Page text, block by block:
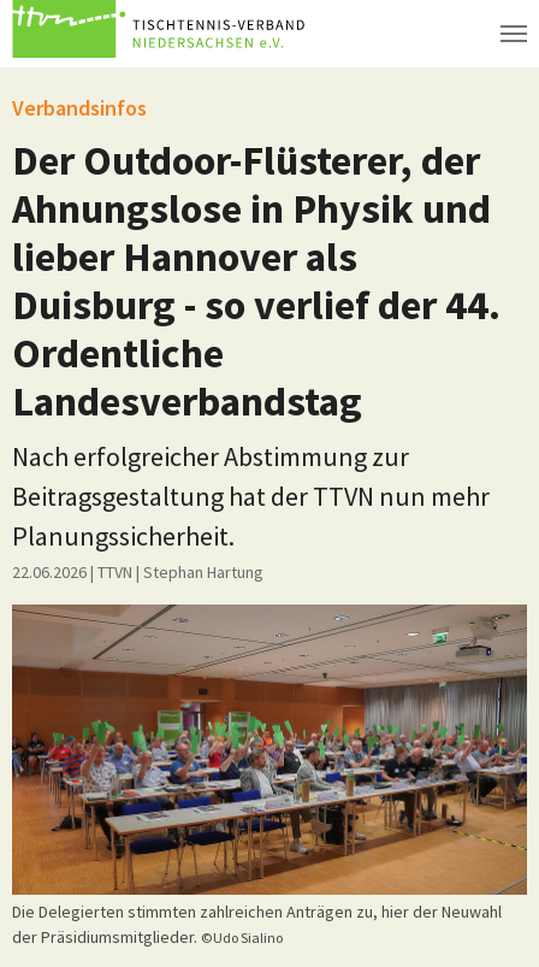
Zum Hauptinhalt springen
Verbandsinfos
Der Outdoor-Flüsterer, der
Ahnungslose in Physik und
lieber Hannover als
Duisburg - so verlief der 44.
Ordentliche
Landesverbandstag
Nach erfolgreicher Abstimmung zur
Beitragsgestaltung hat der TTVN nun mehr
Planungssicherheit.
22.06.2026| TTVN | Stephan Hartung
Die Delegierten stimmten zahlreichen Anträgen zu, hier der Neuwahl
der Präsidiumsmitglieder. ©Udo Sialino